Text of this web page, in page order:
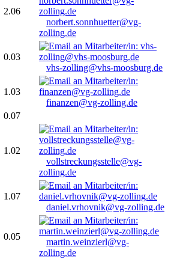
2.06
norbert.sonnhuetter@vg-
zolling.de
0.03
vhs-zolling@vhs-moosburg.de
1.03
finanzen@vg-zolling.de
0.07
1.02
vollstreckungsstelle@vg-
zolling.de
1.07
daniel.vrhovnik@vg-zolling.de
0.05
martin.weinzierl@vg-
zolling.de